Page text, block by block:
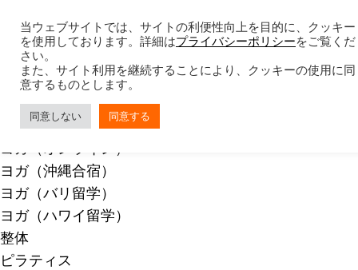
無料相談会
ご予約フォーム
ご希望のカレッジを選択してください
ヨガ（国内通学）
ヨガ（オンライン）
ヨガ（沖縄合宿）
ヨガ（バリ留学）
ヨガ（ハワイ留学）
整体
ピラティス
当ウェブサイトでは、サイトの利便性向上を目的に、クッキー
を使用しております。詳細はプライバシーポリシーをご覧くだ
さい。
また、サイト利用を継続することにより、クッキーの使用に同
意するものとします。
同意しない 同意する